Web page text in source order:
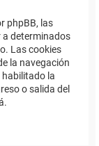
phpBB, las
a determinados
Las cookies
la navegación
la
o salida del